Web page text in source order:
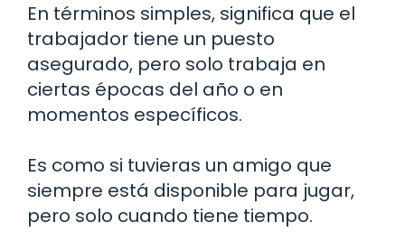
En términos simples, significa que el
trabajador tiene un puesto
asegurado, pero solo trabaja en
ciertas épocas del año o en
momentos específicos.
Es como si tuvieras un amigo que
siempre está disponible para jugar,
pero solo cuando tiene tiempo.